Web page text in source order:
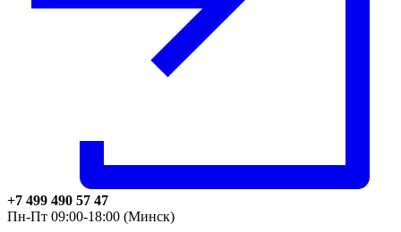
+7 499 490 57 47
Пн-Пт 09:00-18:00 (Минск)